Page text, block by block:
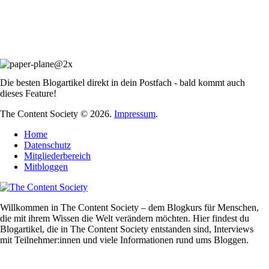
Die besten Blogartikel direkt in dein Postfach - bald kommt auch
dieses Feature!
The Content Society © 2026. Impressum.
Home
Datenschutz
Mitgliederbereich
Mitbloggen
Willkommen in The Content Society – dem Blogkurs für Menschen,
die mit ihrem Wissen die Welt verändern möchten. Hier findest du
Blogartikel, die in The Content Society entstanden sind, Interviews
mit Teilnehmer:innen und viele Informationen rund ums Bloggen.